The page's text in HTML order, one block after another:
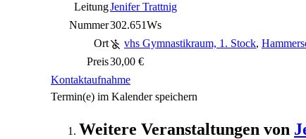
LeitungJenifer Trattnig
Nummer302.651Ws
Ort
vhs Gymnastikraum, 1. Stock,
Preis30,00 €
Kontaktaufnahme
Termin(e) im Kalender speichern
Weitere Veranstaltungen von